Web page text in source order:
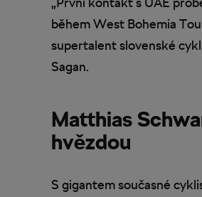
během West Bohemia
supertalent slovenské
Sagan.
Matthias
hvězdou
S gigantem současné